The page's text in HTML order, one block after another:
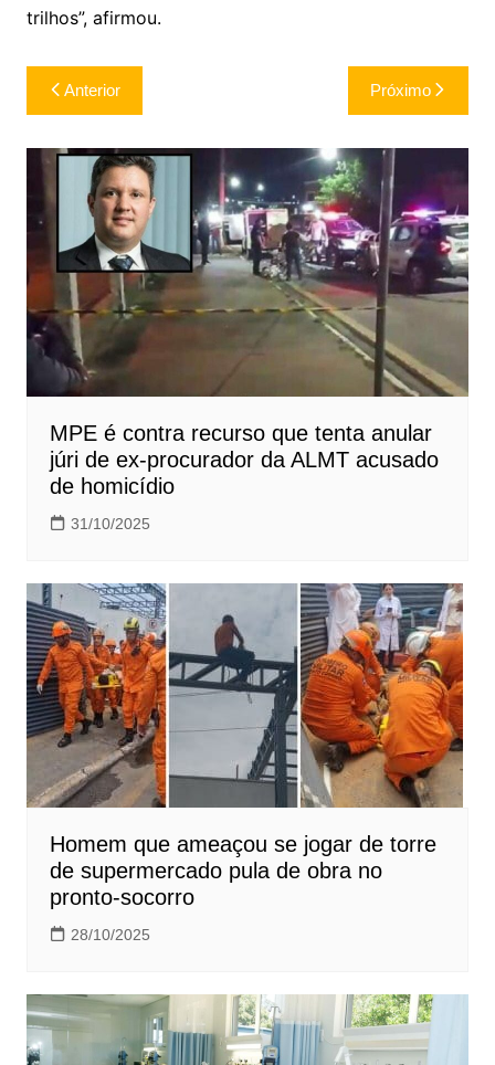
trilhos”, afirmou.
Navegação
de
Post
Anterior Próximo
MPE é contra recurso que tenta anular
júri de ex-procurador da ALMT acusado
de homicídio
31/10/2025
Homem que ameaçou se jogar de torre
de supermercado pula de obra no
pronto-socorro
28/10/2025